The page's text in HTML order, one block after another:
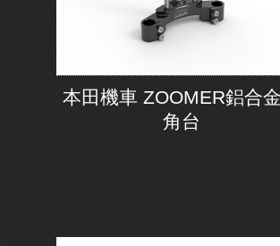
本田機車 ZOOMER鋁合
角台